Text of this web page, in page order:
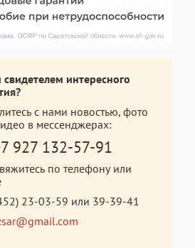
свидетелем интересного
с нами новостью, фото
в мессенджерах:
927 132-57-91
по телефону или
23-03-59 или 39-39-41